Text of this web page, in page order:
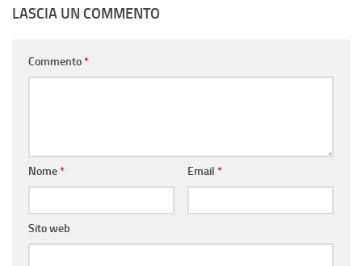
LASCIA UN COMMENTO
Commento*
Nome* Email *
Sito web